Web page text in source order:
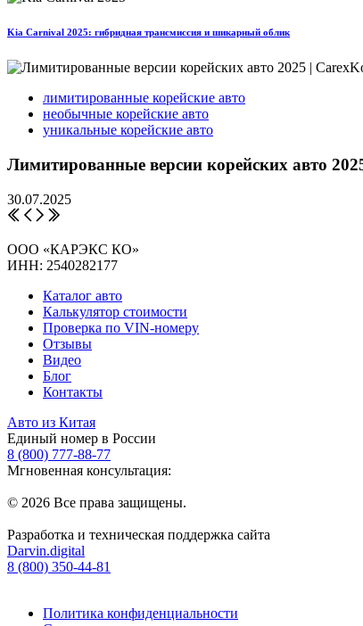
Kia Carnival 2025: гибридная трансмиссия и шикарный облик
лимитированные корейские авто
необычные корейские авто
уникальные корейские авто
Лимитированные версии корейских авто
30.07.2025
ООО «КАРЭКС КО»
ИНН: 2540282177
Каталог авто
Калькулятор стоимости
Проверка по VIN-номеру
Отзывы
Видео
Блог
Контакты
Авто из Китая
Единый номер в России
8 (800) 777-88-77
Мгновенная консультация:
© 2026 Все права защищены.
Разработка и техническая поддержка сайта
Darvin.digital
8 (800) 350-44-81
Политика конфиденциальности